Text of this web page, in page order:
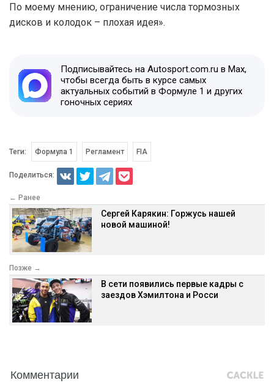
По моему мнению, ограничение числа тормозных
дисков и колодок – плохая идея».
Подписывайтесь на Autosport.com.ru в Max,
чтобы всегда быть в курсе самых
актуальных событий в Формуле 1 и других
гоночных сериях
Теги: Формула 1 Регламент FIA
Поделиться:
← Ранее
Сергей Карякин: Горжусь нашей
новой машиной!
Позже →
В сети появились первые кадры с
заездов Хэмилтона и Росси
Комментарии